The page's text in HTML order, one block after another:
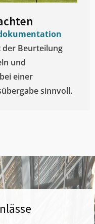
der Beurteilung
und
einer
sinnvoll.